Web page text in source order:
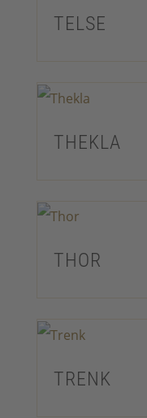
TELSE
THEKLA
THOR
TRENK